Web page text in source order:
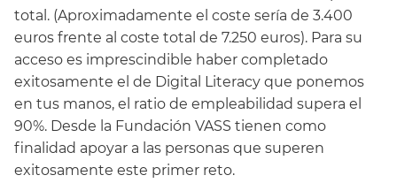
total. (Aproximadamente el coste sería de 3.400
euros frente al coste total de 7.250 euros). Para su
acceso es imprescindible haber completado
exitosamente el de Digital Literacy que ponemos
en tus manos, el ratio de empleabilidad supera el
90%. Desde la Fundación VASS tienen como
finalidad apoyar a las personas que superen
exitosamente este primer reto.